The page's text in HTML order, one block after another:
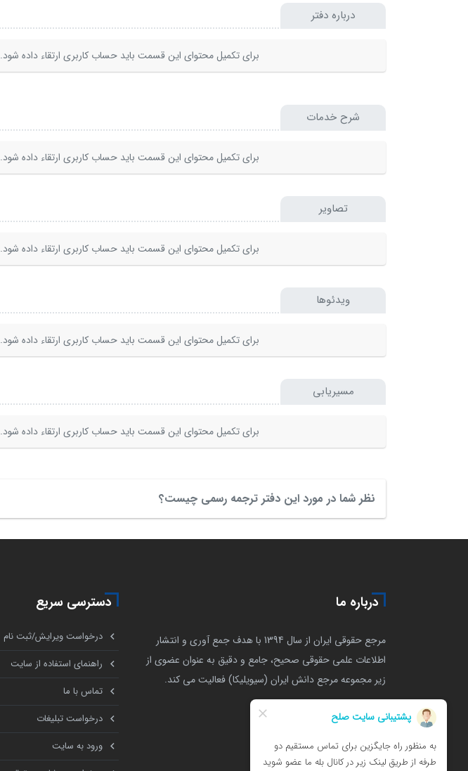
درباره دفتر
برای تکمیل محتوای این قسمت باید حساب کاربری ارتقاء داده شود.
شرح خدمات
برای تکمیل محتوای این قسمت باید حساب کاربری ارتقاء داده شود.
تصاویر
برای تکمیل محتوای این قسمت باید حساب کاربری ارتقاء داده شود.
ویدئوها
برای تکمیل محتوای این قسمت باید حساب کاربری ارتقاء داده شود.
مسیریابی
برای تکمیل محتوای این قسمت باید حساب کاربری ارتقاء داده شود.
نظر شما در مورد این دفتر ترجمه رسمی چیست؟
درباره ما
مرجع حقوقی ایران از سال 1394 با هدف جمع آوری و انتشار
اطلاعات علمی حقوقی صحیح، جامع و دقیق به عنوان عضوی از
زیر مجموعه مرجع دانش ایران (سیویلیکا) فعالیت می کند.
دسترسی سریع
درخواست ویرایش/ثبت نام
راهنمای استفاده از سایت
تماس با ما
درخواست تبلیغات
ورود به سایت